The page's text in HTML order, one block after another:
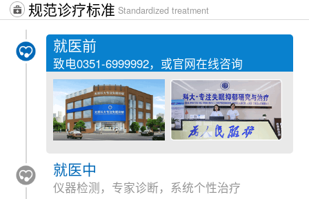
规范诊疗标准 Standardized treatment
就医前
致电0351-6999992，或官网在线咨询
就医中
仪器检测，专家诊断，系统个性治疗